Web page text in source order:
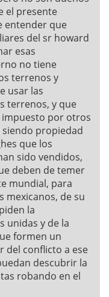
el presente
entender que
del sr howard
esas
no tiene
terrenos y
usar las
terrenos, y que
impuesto por otros
siendo propiedad
que los
sido vendidos,
deben de temer
mundial, para
mexicanos, de su
la
unidas y de la
formen un
del conflicto a ese
descubrir la
robando en el